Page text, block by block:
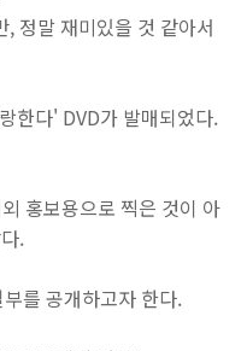
정말 재미있을 것 같아서
한다' DVD가 발매되었다.
홍보용으로 찍은 것이 아
.
를 공개하고자 한다.